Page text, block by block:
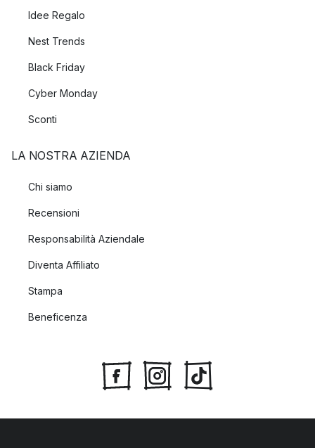
Idee Regalo
Nest Trends
Black Friday
Cyber Monday
Sconti
LA NOSTRA AZIENDA
Chi siamo
Recensioni
Responsabilità Aziendale
Diventa Affiliato
Stampa
Beneficenza